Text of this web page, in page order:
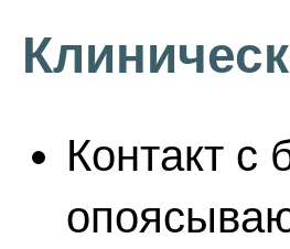
Контакт с